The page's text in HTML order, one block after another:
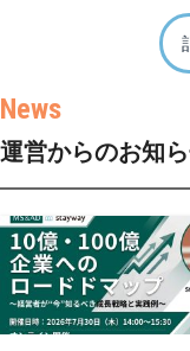
運営からのお知